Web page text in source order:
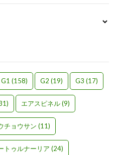
G1 (158) G2 (19) G3 (17)
エアスピネル(9)
チョウサン (11)
トゥルナーリア (24)